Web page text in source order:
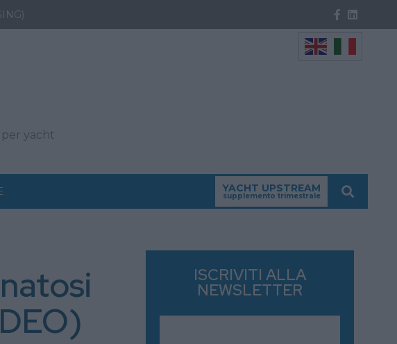
yacht
YACHT UPSTREAM
supplemento trimestrale
ISCRIVITI ALLA
NEWSLETTER